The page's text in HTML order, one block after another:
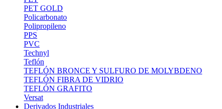
PET GOLD
Policarbonato
Polipropileno
PPS
PVC
Technyl
Teflón
TEFLÓN BRONCE Y SULFURO DE MOLYBDENO
TEFLÓN FIBRA DE VIDRIO
TEFLÓN GRAFITO
Versat
Derivados Industriales